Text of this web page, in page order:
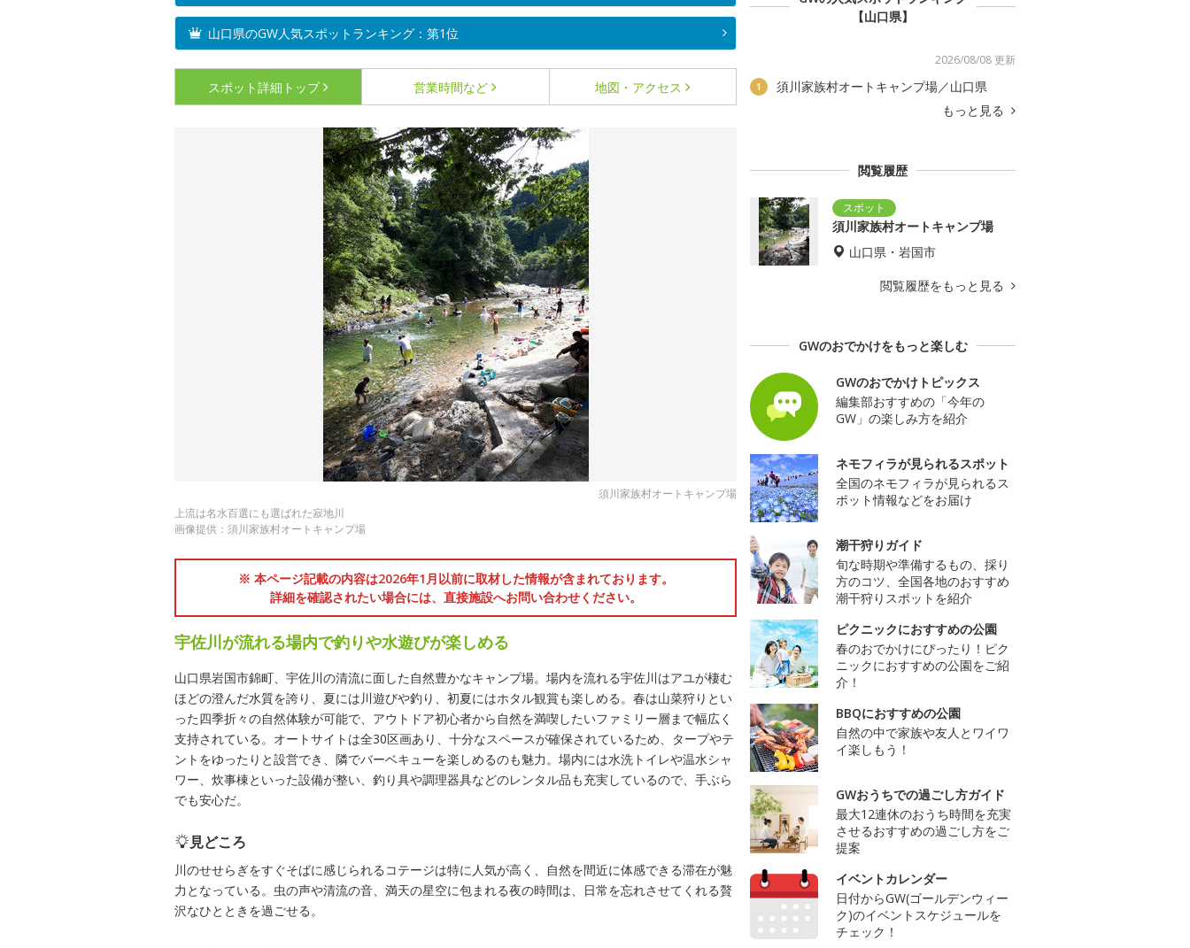
山口県のGW人気スポットランキング：第1位
スポット詳細 トップ 営業時間など 地図・アクセス
須川家族村オートキャンプ場
上流は名水百選にも選ばれた寂地川
画像提供：須川家族村オートキャンプ場
※ 本ページ記載の内容は2026年1月以前に取材した情報が含まれております。
詳細を確認されたい場合には、直接施設へお問い合わせください。
宇佐川が流れる場内で釣りや水遊びが楽しめる
山口県岩国市錦町、宇佐川の清流に面した自然豊かなキャンプ場。場内を流れる宇佐川はアユが棲む
ほどの澄んだ水質を誇り、夏には川遊びや釣り、初夏にはホタル観賞も楽しめる。春は山菜狩りとい
った四季折々の自然体験が可能で、アウトドア初心者から自然を満喫したいファミリー層まで幅広く
支持されている。オートサイトは全30区画あり、十分なスペースが確保されているため、タープやテ
ントをゆったりと設営でき、隣でバーベキューを楽しめるのも魅力。場内には水洗トイレや温水シャ
ワー、炊事棟といった設備が整い、釣り具や調理器具などのレンタル品も充実しているので、手ぶら
でも安心だ。
見どころ
川のせせらぎをすぐそばに感じられるコテージは特に人気が高く、自然を間近に体感できる滞在が魅
力となっている。虫の声や清流の音、満天の星空に包まれる夜の時間は、日常を忘れさせてくれる贅
沢なひとときを過ごせる。
【山口県】
2026/08/08 更新
1
須川家族村オートキャンプ場／山口県
もっと見る
閲覧履歴
須川家族村オートキャンプ場
山口県・岩国市
閲覧履歴をもっと見る
GWのおでかけをもっと楽しむ
GWのおでかけトピックス
編集部おすすめの「今年の
GW」の楽しみ方を紹介
ネモフィラが見られるスポット
全国のネモフィラが見られるス
ポット情報などをお届け
潮干狩りガイド
旬な時期や準備するもの、採り
方のコツ、全国各地のおすすめ
潮干狩りスポットを紹介
ピクニックにおすすめの公園
春のおでかけにぴったり！ピク
ニックにおすすめの公園をご紹
介！
BBQにおすすめの公園
自然の中で家族や友人とワイワ
イ楽しもう！
GWおうちでの過ごし方ガイド
最大12連休のおうち時間を充実
させるおすすめの過ごし方をご
提案
イベントカレンダー
日付からGW(ゴールデンウィー
ク)のイベントスケジュールを
チェック！